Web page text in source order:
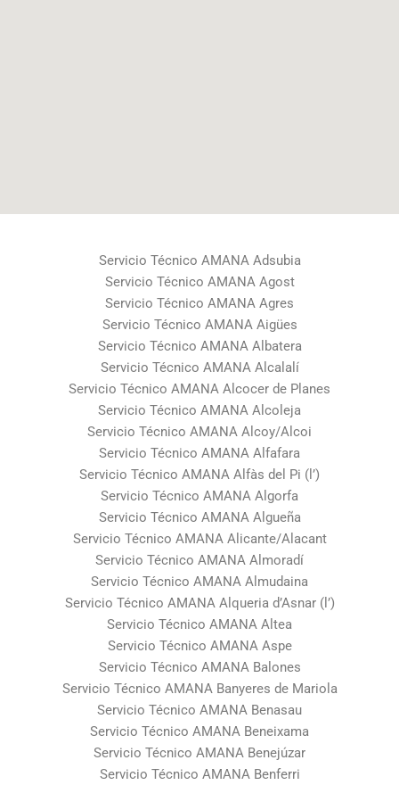
Servicio Técnico AMANA Adsubia
Servicio Técnico AMANA Agost
Servicio Técnico AMANA Agres
Servicio Técnico AMANA Aigües
Servicio Técnico AMANA Albatera
Servicio Técnico AMANA Alcalalí
Servicio Técnico AMANA Alcocer de Planes
Servicio Técnico AMANA Alcoleja
Servicio Técnico AMANA Alcoy/Alcoi
Servicio Técnico AMANA Alfafara
Servicio Técnico AMANA Alfàs del Pi (l’)
Servicio Técnico AMANA Algorfa
Servicio Técnico AMANA Algueña
Servicio Técnico AMANA Alicante/Alacant
Servicio Técnico AMANA Almoradí
Servicio Técnico AMANA Almudaina
Servicio Técnico AMANA Alqueria d’Asnar (l’)
Servicio Técnico AMANA Altea
Servicio Técnico AMANA Aspe
Servicio Técnico AMANA Balones
Servicio Técnico AMANA Banyeres de Mariola
Servicio Técnico AMANA Benasau
Servicio Técnico AMANA Beneixama
Servicio Técnico AMANA Benejúzar
Servicio Técnico AMANA Benferri